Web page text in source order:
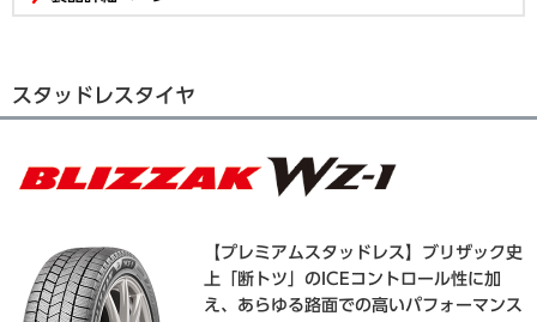
スタッドレスタイヤ
【プレミアムスタッドレス】ブリザック史
上「断トツ」のICEコントロール性に加
え、あらゆる路面での高いパフォーマンス